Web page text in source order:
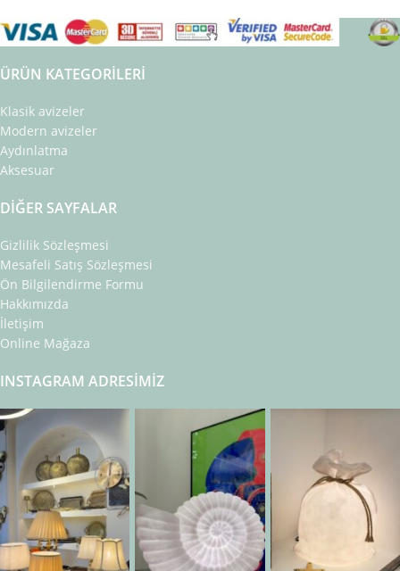
ÜRÜN KATEGORILERI
Klasik avizeler
Modern avizeler
Aydınlatma
Aksesuar
DIĞER SAYFALAR
Gizlilik Sözleşmesi
Mesafeli Satış Sözleşmesi
Ön Bilgilendirme Formu
Hakkımızda
İletişim
Online Mağaza
INSTAGRAM ADRESIMIZ